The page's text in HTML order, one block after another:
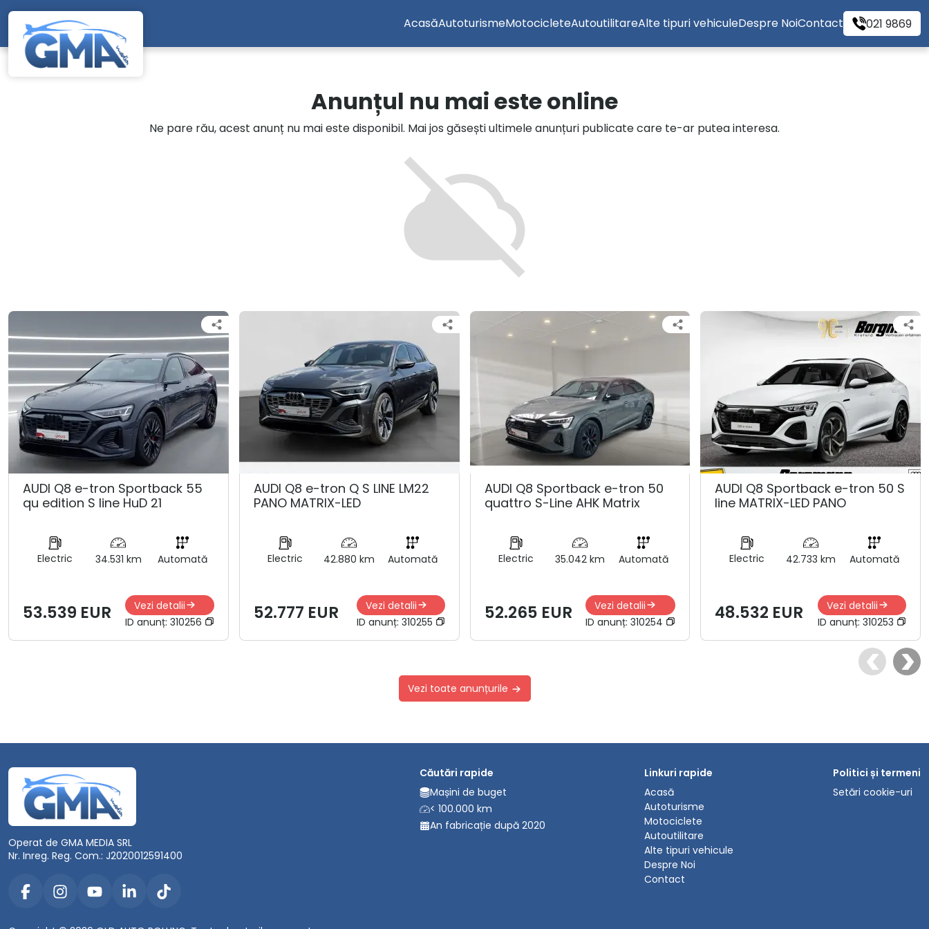
Mergi direct la conținutul principal
AcasăAutoturismeMotocicleteAutoutilitareAlte tipuri vehiculeDespre NoiContact 021 9869
Anunțul nu mai este online
Ne pare rău, acest anunț nu mai este disponibil. Mai jos găsești ultimele anunțuri publicate care te-ar putea interesa.
AUDI Q8 e-tron Sportback 55
qu edition S line HuD 21
Electric 34.531 km Automată
53.539 EUR
Vezi detalii
ID anunț: 310256
AUDI Q8 e-tron Q S LINE LM22
PANO MATRIX-LED
Electric 42.880 km Automată
52.777 EUR
Vezi detalii
ID anunț: 310255
AUDI Q8 Sportback e-tron 50
quattro S-Line AHK Matrix
Electric 35.042 km Automată
52.265 EUR
Vezi detalii
ID anunț:310254
AUDI Q8 Sportback e-tron 50 S
line MATRIX-LED PANO
Electric 42.733 km Automată
48.532 EUR
Vezi detalii
ID anunț: 310253
Vezi toate anunțurile
Operat de GMA MEDIA SRL
Nr. Inreg. Reg. Com.: J2020012591400
Căutări rapide
Mașini de buget
< 100.000 km
An fabricație după 2020
Linkuri rapide
Acasă
Autoturisme
Motociclete
Autoutilitare
Alte tipuri vehicule
Despre Noi
Contact
Politici și termeni
Setări cookie-uri